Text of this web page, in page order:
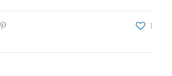
1